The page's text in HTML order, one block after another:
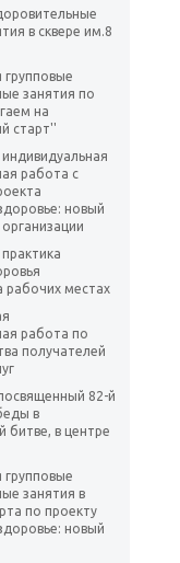
в сквере им.8
занятия по
на
старт''
работа с
новый
рабочих местах
работа по
получателей
82-й
в
битве, в центре
занятия в
по проекту
новый